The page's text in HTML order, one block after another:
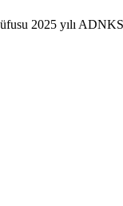
2025 yılı ADNKS